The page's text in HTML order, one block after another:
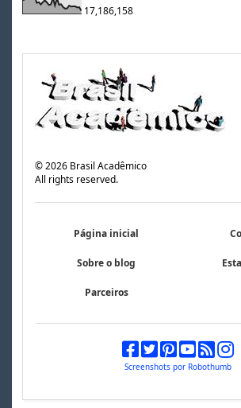
17,186,158
©2026 Brasil Acadêmico
All rights reserved.
Página inicial
Sobre o blog
Parceiros
Screenshots por Robothumb